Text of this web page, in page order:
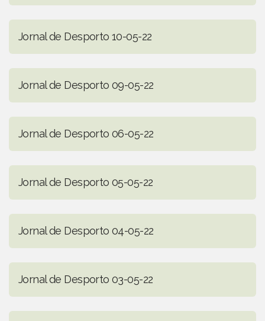
Jornal de Desporto 10-05-22
Jornal de Desporto 09-05-22
Jornal de Desporto 06-05-22
Jornal de Desporto 05-05-22
Jornal de Desporto 04-05-22
Jornal de Desporto 03-05-22